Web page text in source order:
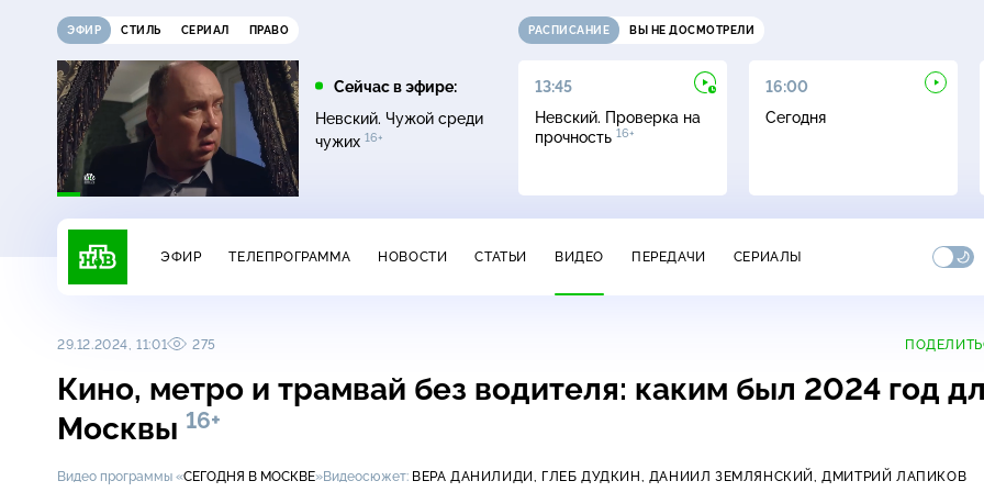
ЭФИР СТИЛЬ СЕРИАЛ ПРАВО
Сейчас в эфире:
Невский. Чужой среди
чужих 16+
РАСПИСАНИЕ ВЫ НЕ ДОСМОТРЕЛИ
11:00
ДНК
16+
13:00
Сегодня
13:45
Невский. Проверка на
прочность 16+
16:00
Сегодня
ЭФИР ТЕЛЕПРОГРАММА НОВОСТИ СТАТЬИ ВИДЕО ПЕРЕДАЧИ СЕРИАЛЫ
29.12.2024, 11:01 275
Кино, метро и трамвай без водителя: каким был 2024 год
Москвы 16+
Видео программы «СЕГОДНЯ В МОСКВЕ»Видеосюжет: ВЕРА ДАНИЛИДИ, ГЛЕБ ДУДКИН, ДАНИИЛ ЗЕМЛЯНСКИЙ,ДМИТРИЙ ЛАПИКОВ